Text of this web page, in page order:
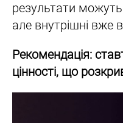
результати можуть
але внутрішні вже
Рекомендація:
цінності, що